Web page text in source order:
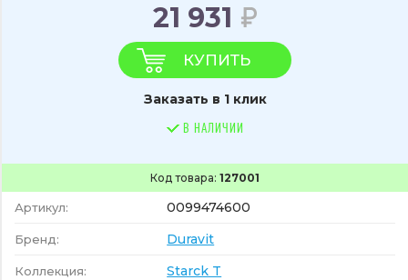
Код товара: 127001
Артикул: 0099474600
Бренд: Duravit
Коллекция: Starck T
21 931
КУПИТЬ
Заказать в 1 клик
В НАЛИЧИИ